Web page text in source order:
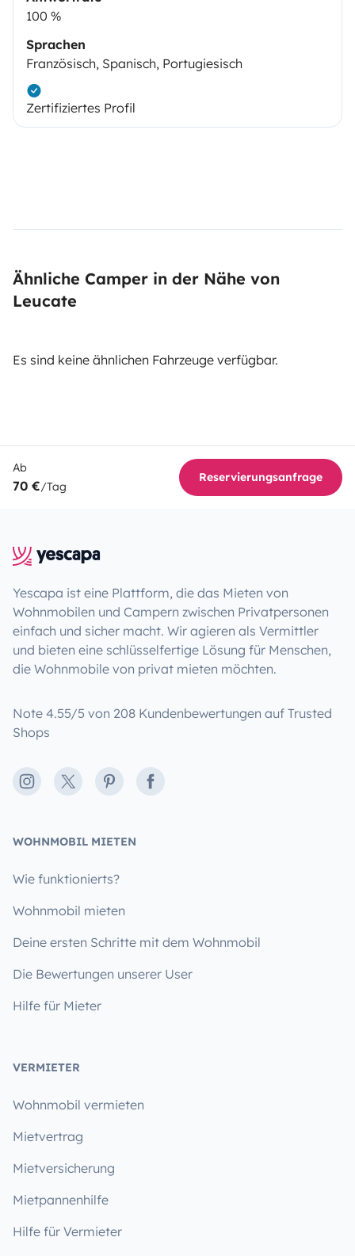
100 %
Sprachen
Französisch, Spanisch, Portugiesisch
Zertifiziertes Profil
Ähnliche Camper in der Nähe von
Leucate
Es sind keine ähnlichen Fahrzeuge verfügbar.
Ab
70 €/Tag
Reservierungsanfrage
Yescapa ist eine Plattform, die das Mieten von
Wohnmobilen und Campern zwischen Privatpersonen
einfach und sicher macht. Wir agieren als Vermittler
und bieten eine schlüsselfertige Lösung für Menschen,
die Wohnmobile von privat mieten möchten.
Note 4.55/5 von 208 Kundenbewertungen auf Trusted
Shops
Instagram
X PinterestFacebook
WOHNMOBIL MIETEN
Wie funktionierts?
Wohnmobil mieten
Deine ersten Schritte mit dem Wohnmobil
Die Bewertungen unserer User
Hilfe für Mieter
VERMIETER
Wohnmobil vermieten
Mietvertrag
Mietversicherung
Mietpannenhilfe
Hilfe für Vermieter